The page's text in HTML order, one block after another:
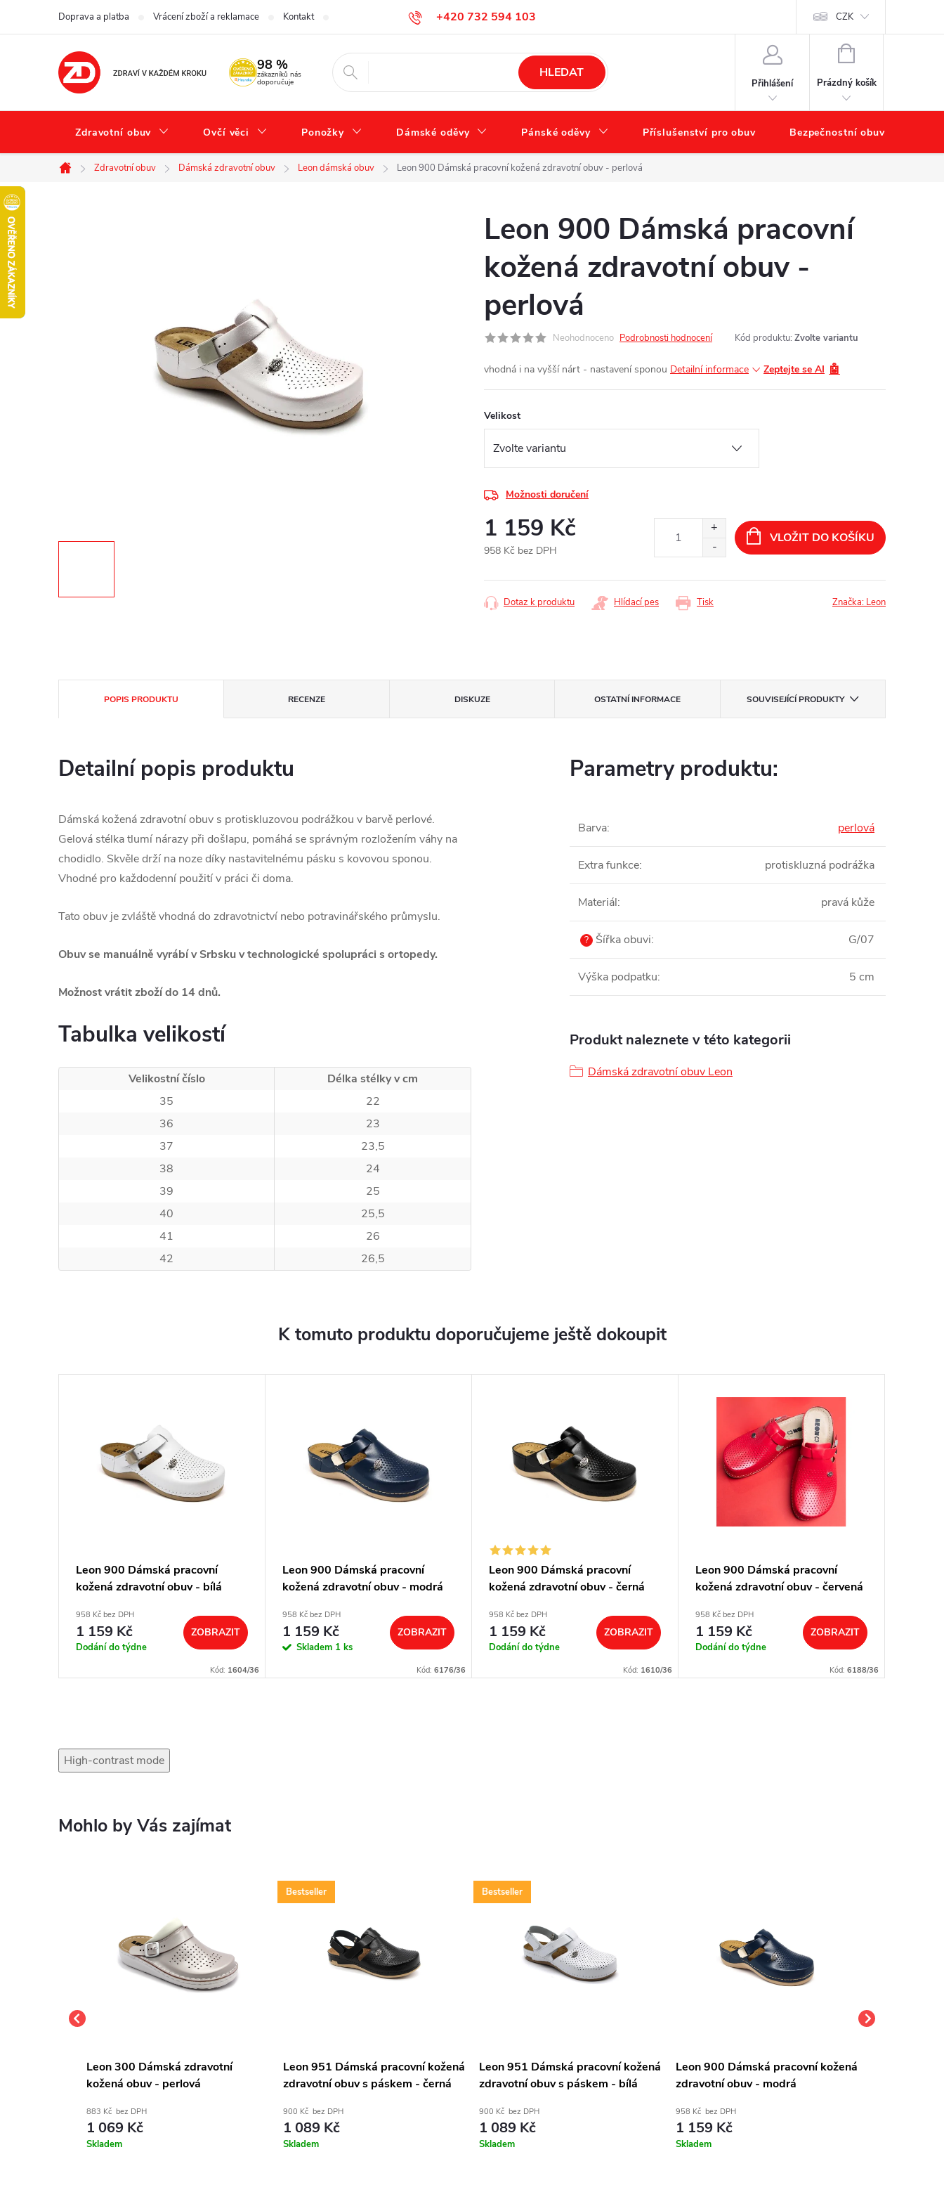
+420 732 594 103
info@zdravotnidoplnky.com
Doprava a platba Vrácení zboží a reklamace Kontakt Jak se správně starat o obuv? Obchodní podmínky
CZK
98 %
zákazníků nás
doporučuje
HLEDAT
Přihlášení
NÁKUPNÍ
Prázdný košík
Zdravotní obuv Ovčí věci Ponožky Dámské oděvy Pánské oděvy Příslušenství pro obuv Bezpečnostní obuv
Domů
Zdravotní obuv Dámská zdravotní obuv Leon dámská obuv Leon 900 Dámská pracovní kožená zdravotní obuv - perlová
Leon 900 Dámská pracovní
kožená zdravotní obuv -
perlová
Neohodnoceno Podrobnosti hodnocení Kód produktu: Zvolte variantu
vhodná i na vyšší nárt - nastavení sponou Detailní informace Zeptejte se AI 🤖
Velikost
Možnosti doručení
1 159 Kč
958 Kč bez DPH
cena:
VLOŽIT DO KOŠÍKU
Tisk
Dotaz k produktu Hlídací pes Značka: Leon
POPIS PRODUKTU RECENZE DISKUZE OSTATNÍ INFORMACE SOUVISEJÍCÍ PRODUKTY
Detailní popis produktu
Dámská kožená zdravotní obuv s protiskluzovou podrážkou v barvě perlové.
Gelová stélka tlumí nárazy při došlapu, pomáhá se správným rozložením váhy na
chodidlo. Skvěle drží na noze díky nastavitelnému pásku s kovovou sponou.
Vhodné pro každodenní použití v práci či doma.
Tato obuv je zvláště vhodná do zdravotnictví nebo potravinářského průmyslu.
Obuv se manuálně vyrábí v Srbsku v technologické spolupráci s ortopedy.
Možnost vrátit zboží do 14 dnů.
Tabulka velikostí
Velikostní číslo
Délka stélky v cm
35
22
36
23
37
23,5
38
24
39
25
40
25,5
41
26
42
26,5
Parametry produktu:
Barva: perlová
Extra funkce: protiskluzná podrážka
Materiál: pravá kůže
? Šířka obuvi: G/07
Výška podpatku: 5 cm
Produkt naleznete v této kategorii
Dámská zdravotní obuv Leon
K tomuto produktu doporučujeme ještě dokoupit
Leon 900 Dámská pracovní
kožená zdravotní obuv - bílá
958 Kč bez DPH
1 159 Kč
Dodání do týdne
ZOBRAZIT
Kód: 1604/36
Leon 900 Dámská pracovní
kožená zdravotní obuv - modrá
958 Kč bez DPH
1 159 Kč
Skladem 1 ks
ZOBRAZIT
Kód: 6176/36
Leon 900 Dámská pracovní
kožená zdravotní obuv - černá
958 Kč bez DPH
1 159 Kč
Dodání do týdne
ZOBRAZIT
Kód: 1610/36
Leon 900 Dámská pracovní
kožená zdravotní obuv - červená
958 Kč bez DPH
1 159 Kč
Dodání do týdne
ZOBRAZIT
Kód: 6188/36
High-contrast mode
Mohlo by Vás zajímat
Leon 300 Dámská zdravotní
kožená obuv - perlová
883 Kč bez DPH
1 069 Kč
Skladem
Bestseller
Leon 951 Dámská pracovní kožená
zdravotní obuv s páskem - černá
900 Kč bez DPH
1 089 Kč
Skladem
Bestseller
Leon 951 Dámská pracovní kožená
zdravotní obuv s páskem - bílá
900 Kč bez DPH
1 089 Kč
Skladem
Leon 900 Dámská pracovní kožená
zdravotní obuv - modrá
958 Kč bez DPH
1 159 Kč
Skladem